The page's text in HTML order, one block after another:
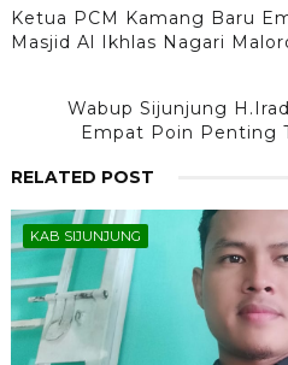
Ketua PCM Kamang Baru
Masjid Al Ikhlas Nagari
Wabup Sijunjung
Empat Poin Penting
RELATED POST
KAB SIJUNJUNG